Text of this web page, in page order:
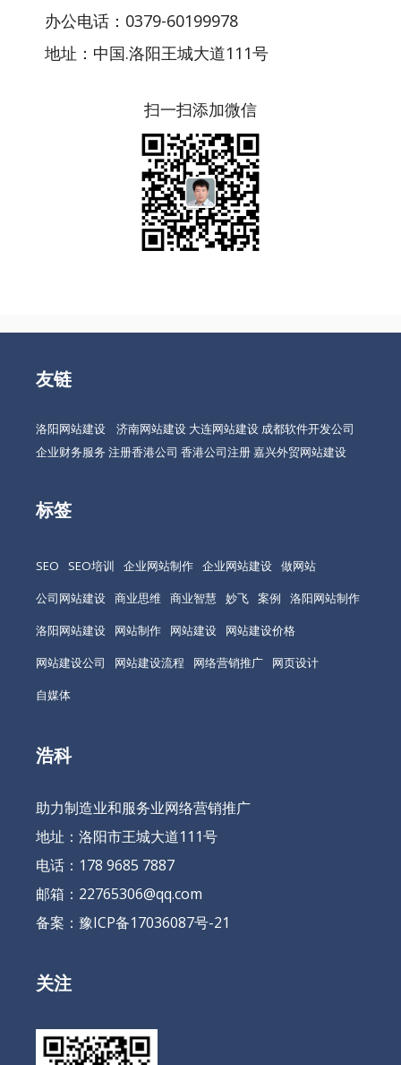
办公电话：0379-60199978
地址：中国.洛阳王城大道111号
扫一扫添加微信
友链
洛阳网站建设 济南网站建设 大连网站建设 成都软件开发公司
企业财务服务 注册香港公司 香港公司注册嘉兴外贸网站建设
标签
SEO SEO培训 企业网站制作 企业网站建设 做网站
公司网站建设 商业思维 商业智慧 妙飞 案例
洛阳网站制作
洛阳网站建设
网站制作 网站建设
网站建设价格
网站建设公司
网站建设流程 网络营销推广
网页设计
自媒体
浩科
助力制造业和服务业网络营销推广
地址：洛阳市王城大道111号
电话：178 9685 7887
邮箱：22765306@qq.com
备案： 豫ICP备17036087号-21
关注